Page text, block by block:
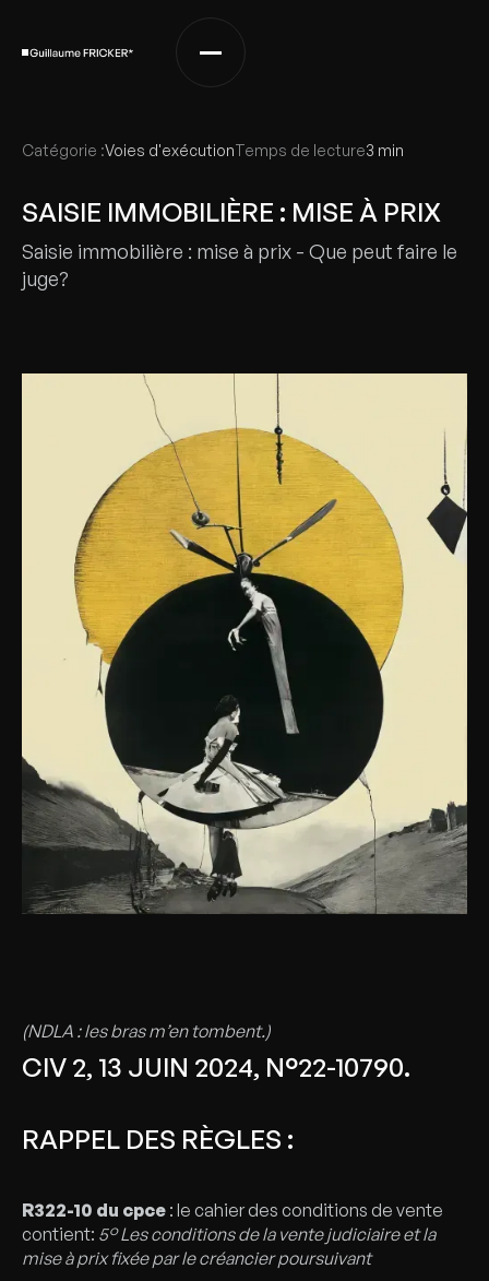
Catégorie :Voies d'exécutionTemps de lecture3 min
SAISIE IMMOBILIÈRE : MISE À PRIX
Saisie immobilière : mise à prix - Que peut faire le
juge?
(NDLA : les bras m’en tombent.)
CIV 2, 13 JUIN 2024, N°22-10790.
RAPPEL DES RÈGLES :
R322-10 du cpce : le cahier des conditions de vente
contient: 5° Les conditions de la vente judiciaire et la
mise à prix fixée par le créancier poursuivant